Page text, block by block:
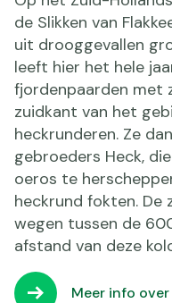
de Slikken van
uit drooggevallen
leeft hier het hele
fjordenpaarden met
zuidkant van het
heckrunderen. Ze
gebroeders Heck,
oeros te
heckrund fokten.
wegen tussen de
afstand van deze
Meer info